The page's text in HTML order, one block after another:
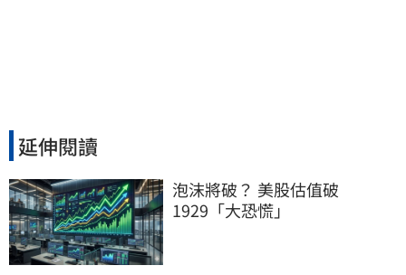
延伸閱讀
泡沫將破？ 美股估值破
1929「大恐慌」